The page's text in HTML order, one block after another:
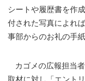
シートや履歴書を作
付された写真によれ
事部からのお礼の手
カゴメの広報担当
取材に対し「エント